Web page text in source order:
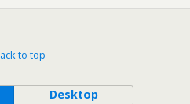
to top
Desktop